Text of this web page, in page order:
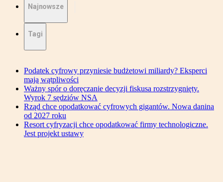
Najnowsze
Tagi
Podatek cyfrowy przyniesie budżetowi miliardy? Eksperci
mają wątpliwości
Ważny spór o doręczanie decyzji fiskusa rozstrzygnięty.
Wyrok 7 sędziów NSA
Rząd chce opodatkować cyfrowych gigantów. Nowa danina
od 2027 roku
Resort cyfryzacji chce opodatkować firmy technologiczne.
Jest projekt ustawy